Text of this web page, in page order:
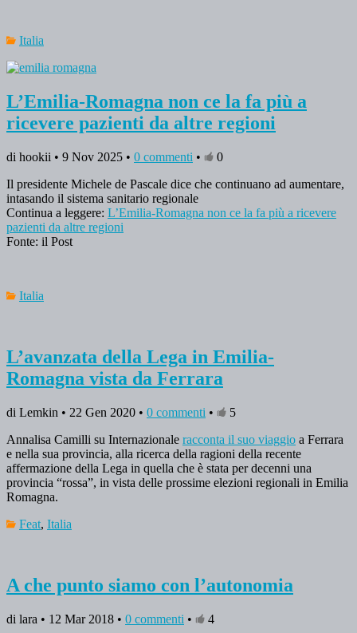
Italia
L’Emilia-Romagna non ce la fa più a
ricevere pazienti da altre regioni
di hookii • 9 Nov 2025 • 0 commenti •
0
Il presidente Michele de Pascale dice che continuano ad aumentare,
intasando il sistema sanitario regionale
Continua a leggere: L’Emilia-Romagna non ce la fa più a ricevere
pazienti da altre regioni
Fonte: il Post
Italia
L’avanzata della Lega in Emilia-
Romagna vista da Ferrara
di Lemkin • 22 Gen 2020 • 0 commenti •
5
Annalisa Camilli su Internazionale racconta il suo viaggio a Ferrara
e nella sua provincia, alla ricerca della ragioni della recente
affermazione della Lega in quella che è stata per decenni una
provincia “rossa”, in vista delle prossime elezioni regionali in Emilia
Romagna.
Feat, Italia
A che punto siamo con l’autonomia
di lara • 12 Mar 2018 • 0 commenti •
4